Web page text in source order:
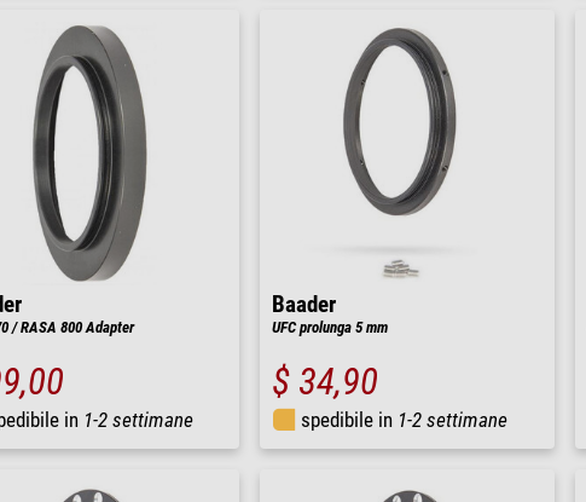
/ RASA 800 Adapter
in 1-2 settimane
Baader
UFC prolunga 5 mm
$ 34,90
spedibile in 1-2 settimane